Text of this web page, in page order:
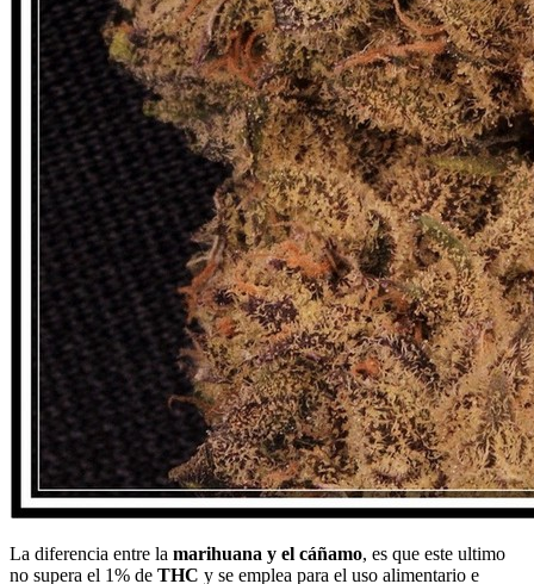
La diferencia entre la marihuana y el cáñamo, es que este ultimo
no supera el 1% de THC y se emplea para el uso alimentario e